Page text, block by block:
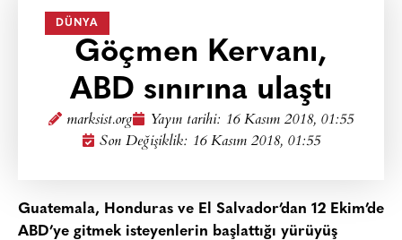
DÜNYA
Göçmen Kervanı,
ABD sınırına ulaştı
marksist.org Yayın tarihi: 16 Kasım 2018, 01:55
Son Değişiklik: 16 Kasım 2018, 01:55
Guatemala, Honduras ve El Salvador’dan 12 Ekim’de
ABD’ye gitmek isteyenlerin başlattığı yürüyüş